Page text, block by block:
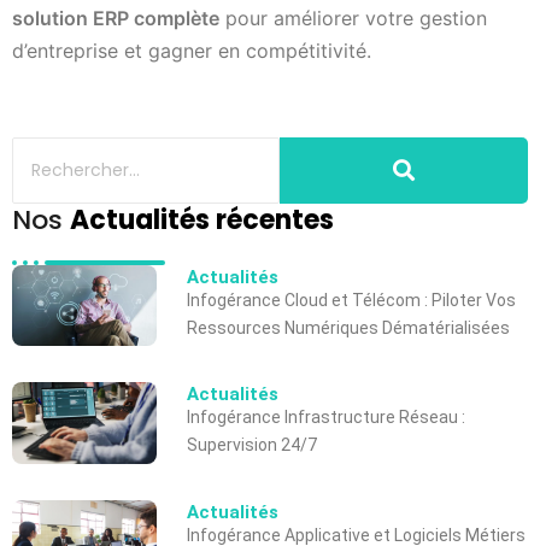
solution ERP complète pour améliorer votre gestion
d’entreprise et gagner en compétitivité.
Nos Actualités récentes
Actualités
Infogérance Cloud et Télécom : Piloter Vos
Ressources Numériques Dématérialisées
Actualités
Infogérance Infrastructure Réseau :
Supervision 24/7
Actualités
Infogérance Applicative et Logiciels Métiers